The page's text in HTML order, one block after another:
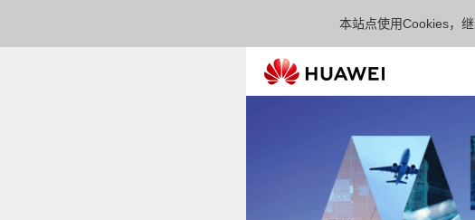
本站点使用Cookies，